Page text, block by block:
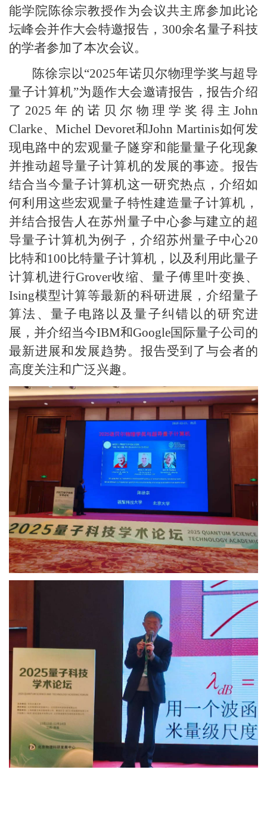
能学院陈徐宗教授作为会议共主席参加此论
坛峰会并作大会特邀报告，300余名量子科技
的学者参加了本次会议。
陈徐宗以“2025年诺贝尔物理学奖与超导
量子计算机”为题作大会邀请报告，报告介绍
了2025年的诺贝尔物理学奖得主John
Clarke、Michel Devoret和John Martinis如何发
现电路中的宏观量子隧穿和能量量子化现象
并推动超导量子计算机的发展的事迹。报告
结合当今量子计算机这一研究热点，介绍如
何利用这些宏观量子特性建造量子计算机，
并结合报告人在苏州量子中心参与建立的超
导量子计算机为例子，介绍苏州量子中心20
比特和100比特量子计算机，以及利用此量子
计算机进行Grover收缩、量子傅里叶变换、
Ising模型计算等最新的科研进展，介绍量子
算法、量子电路以及量子纠错以的研究进
展，并介绍当今IBM和Google国际量子公司的
最新进展和发展趋势。报告受到了与会者的
高度关注和广泛兴趣。